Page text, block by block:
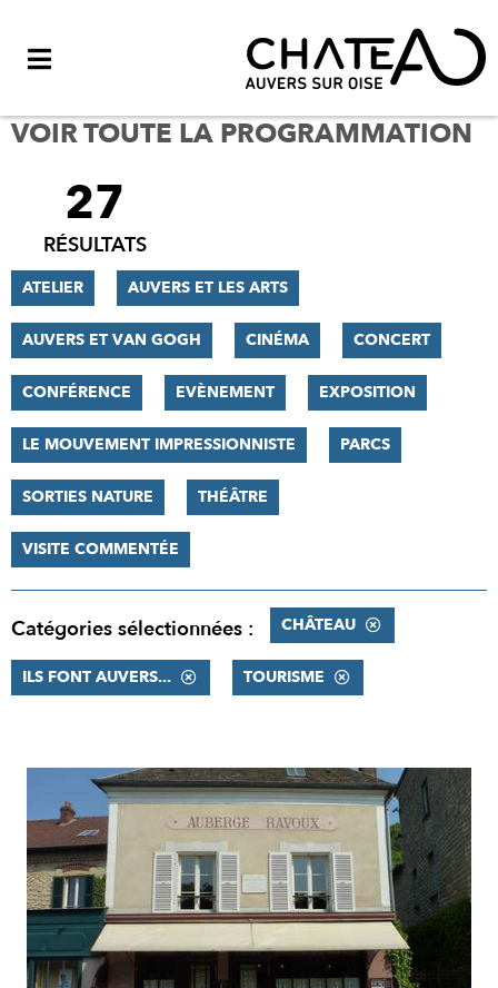
VOIR TOUTE LA PROGRAMMATION
FILTRER
RÉSULTATS
27
RÉSULTATS
ATELIER AUVERS ET LES ARTS
AUVERS ET VAN GOGH CINÉMA CONCERT
CONFÉRENCE EVÈNEMENT EXPOSITION
LE MOUVEMENT IMPRESSIONNISTE PARCS
SORTIES NATURE THÉÂTRE
VISITE COMMENTÉE
Catégories sélectionnées : CHÂTEAU
ILS FONT AUVERS... TOURISME
RÉSULTATS